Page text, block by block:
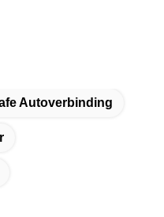
Autoverbinding